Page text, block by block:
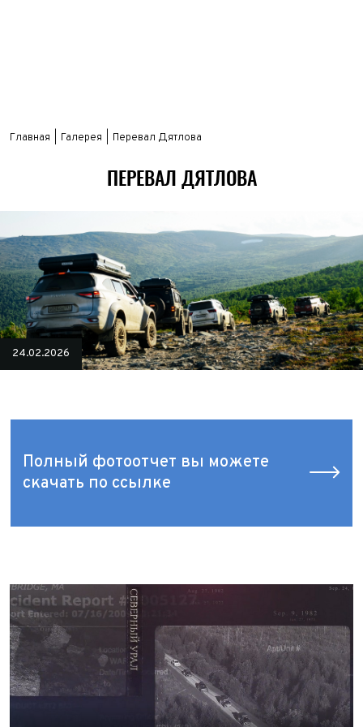
Главная Галерея Перевал Дятлова
ПЕРЕВАЛ ДЯТЛОВА
24.02.2026
Полный фотоотчет вы можете
скачать по ссылке